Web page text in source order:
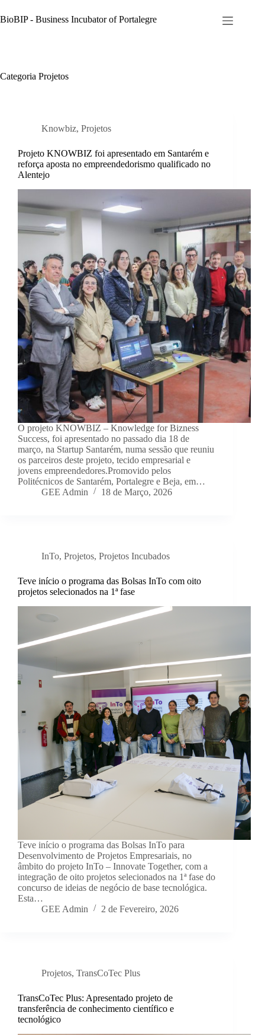
para
o
BioBIP - Business Incubator of Portalegre
Categoria Projetos
Knowbiz, Projetos
Projeto KNOWBIZ foi apresentado em Santarém e
reforça aposta no empreendedorismo qualificado no
Alentejo
O projeto KNOWBIZ – Knowledge for Bizness
Success, foi apresentado no passado dia 18 de
março, na Startup Santarém, numa sessão que reuniu
os parceiros deste projeto, tecido empresarial e
jovens empreendedores.Promovido pelos
Politécnicos de Santarém, Portalegre e Beja, em…
GEE Admin
18 de Março, 2026
InTo, Projetos, Projetos Incubados
Teve início o programa das Bolsas InTo com oito
projetos selecionados na 1ª fase
Teve início o programa das Bolsas InTo para
Desenvolvimento de Projetos Empresariais, no
âmbito do projeto InTo – Innovate Together, com a
integração de oito projetos selecionados na 1ª fase do
concurso de ideias de negócio de base tecnológica.
Esta…
GEE Admin
2 de Fevereiro, 2026
Projetos, TransCoTec Plus
TransCoTec Plus: Apresentado projeto de
transferência de conhecimento científico e
tecnológico